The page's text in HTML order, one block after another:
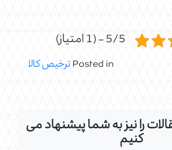
5/5 - (1 امتیاز)
Posted inترخیص کالا
را نیز به شما پیشنهاد می
کنیم